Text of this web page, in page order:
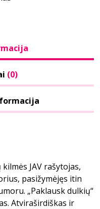
(0)
JAV rašytojas,
pasižymėjęs itin
„Paklausk dulkių“
Atviraširdiškas ir